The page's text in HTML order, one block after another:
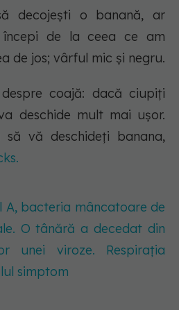
decojești o banană, ar
de la ceea ce am
de jos; vârful mic și negru.
coajă: dacă ciupiți
deschide mult mai ușor.
vă deschideți banana,
A, bacteria mâncatoare de
O tânără a decedat din
unei viroze. Respirația
simptom